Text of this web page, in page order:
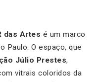
das Artes é um marco
Paulo. O espaço, que
Júlio Prestes,
vitrais coloridos da